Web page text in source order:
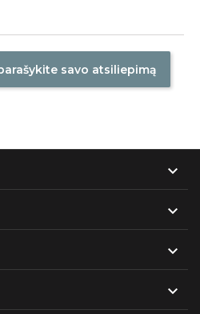
savo atsiliepimą



